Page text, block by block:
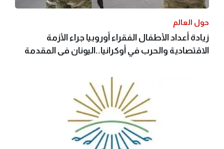
حول العالم
زيادة أعداد الأطفال الفقراء أوروبيا جراء الأزمة
الاقتصادية والحرب في أوكرانيا..اليونان فى المقدمة